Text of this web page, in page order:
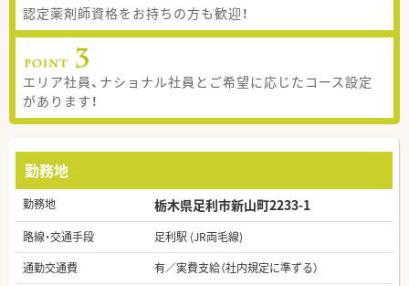
認定薬剤師資格をお持ちの方も歓迎！
エリア社員、ナショナル社員とご希望に応じたコース設定
があります！
勤務地
勤務地 栃木県足利市新山町2233-1
路線・交通手段
足利駅 (JR両毛線)
通勤交通費
有／実費支給（社内規定に準ずる）